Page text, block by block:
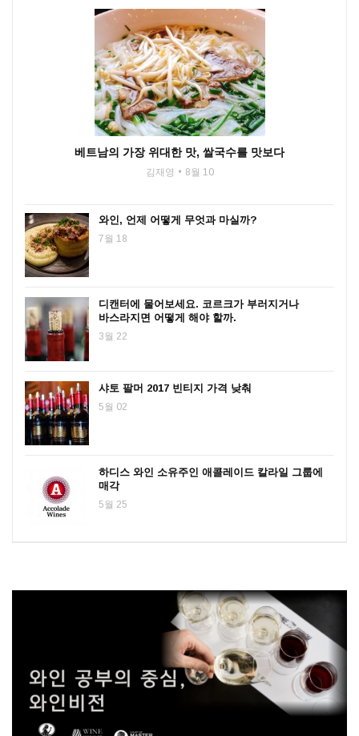
베트남의 가장 위대한 맛, 쌀국수를 맛보다
김재영 8월 10
와인, 언제 어떻게 무엇과 마실까?
7월 18
디캔터에 물어보세요. 코르크가 부러지거나
바스라지면 어떻게 해야 할까.
3월 22
샤토 팔머 2017 빈티지 가격 낮춰
5월 02
하디스 와인 소유주인 애콜레이드 칼라일 그룹에
매각
5월 25